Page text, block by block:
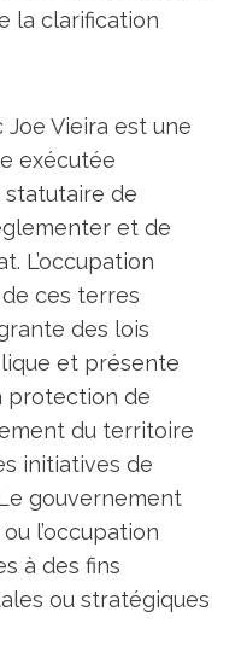
la clarification
Joe Vieira est une
exécutée
de
et de
L’occupation
ces terres
des lois
et présente
protection de
du territoire
initiatives de
gouvernement
l’occupation
à des fins
ou stratégiques